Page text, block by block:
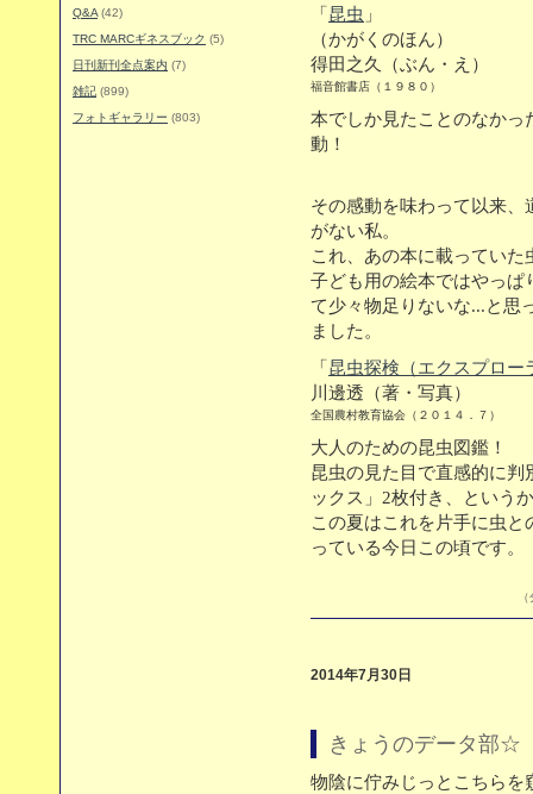
Q&A (42)
TRC MARCギネスブック (5)
日刊新刊全点案内 (7)
雑記 (899)
フォトギャラリー (803)
「 昆虫 」
（かがくのほん）
得田之久（ぶん・え）
福音館書店（１９８０）
本でしか見たことのなかっ
動！
その感動を味わって以来
がない私。
これ、あの本に載っていた
子ども用の絵本ではやっぱ
て少々物足りないな...と思
ました。
「 昆虫探検（エクスプロー
川邊透（著・写真）
全国農村教育協会（２０１４．７）
大人のための昆虫図鑑！
昆虫の見た目で直感的に
ックス」2枚付き、という
この夏はこれを片手に虫
っている今日この頃です。
2014年7月30日
きょうのデータ部☆
物陰に佇みじっとこちらを